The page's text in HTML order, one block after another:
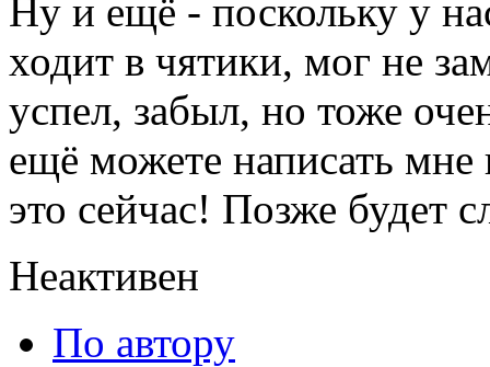
Ну и ещё - поскольку у
ходит в чятики, мог не
успел, забыл, но тоже
ещё можете написать
это сейчас! Позже будет
Неактивен
По автору